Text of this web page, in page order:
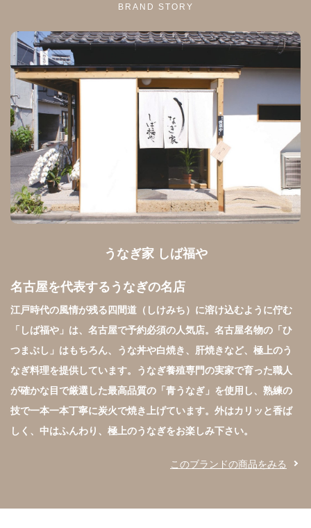
BRAND STORY
うなぎ家 しば福や
名古屋を代表するうなぎの名店
江戸時代の風情が残る四間道（しけみち）に溶け込むように佇む
「しば福や」は、名古屋で予約必須の人気店。名古屋名物の「ひ
つまぶし」はもちろん、うな丼や白焼き、肝焼きなど、極上のう
なぎ料理を提供しています。うなぎ養殖専門の実家で育った職人
が確かな目で厳選した最高品質の「青うなぎ」を使用し、熟練の
技で一本一本丁寧に炭火で焼き上げています。外はカリッと香ば
しく、中はふんわり、極上のうなぎをお楽しみ下さい。
このブランドの商品をみる